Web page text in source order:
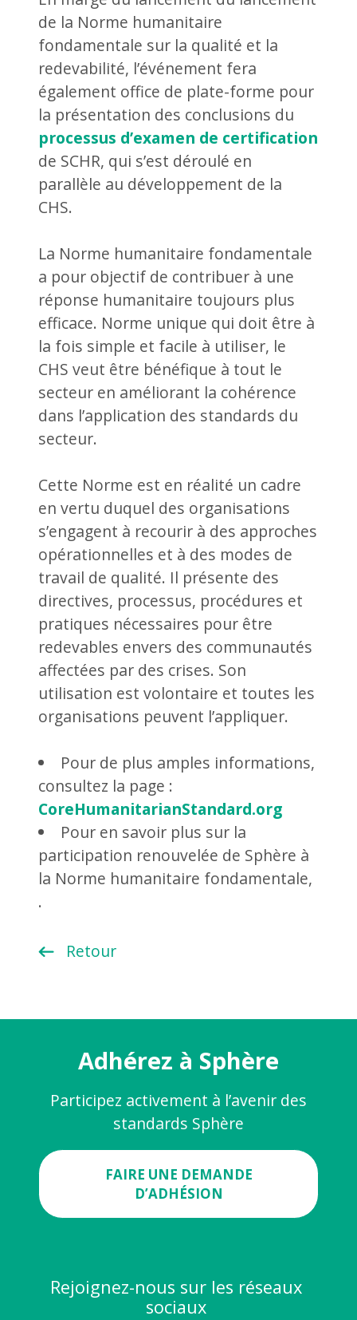
de la Norme humanitaire
fondamentale sur la qualité et la
redevabilité, l’événement fera
également office de plate-forme pour
la présentation des conclusions du
processus d’examen de certification
de SCHR, qui s’est déroulé en
parallèle au développement de la
CHS.
La Norme humanitaire fondamentale
a pour objectif de contribuer à une
réponse humanitaire toujours plus
efficace. Norme unique qui doit être à
la fois simple et facile à utiliser, le
CHS veut être bénéfique à tout le
secteur en améliorant la cohérence
dans l’application des standards du
secteur.
Cette Norme est en réalité un cadre
en vertu duquel des organisations
s’engagent à recourir à des approches
opérationnelles et à des modes de
travail de qualité. Il présente des
directives, processus, procédures et
pratiques nécessaires pour être
redevables envers des communautés
affectées par des crises. Son
utilisation est volontaire et toutes les
organisations peuvent l’appliquer.
Pour de plus amples informations,
consultez la page :
CoreHumanitarianStandard.org
Pour en savoir plus sur la
participation renouvelée de Sphère à
la Norme humanitaire fondamentale,
.
Retour
Adhérez à Sphère
Participez activement à l’avenir des
standards Sphère
FAIRE UNE DEMANDE
D’ADHÉSION
Rejoignez-nous sur les réseaux
sociaux